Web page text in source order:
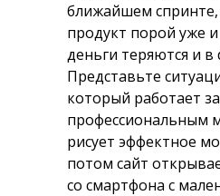
ближайшем спринте,
продукт порой уже
деньги теряются и в
Представьте
который работает
профессиональным
рисует эффектное
потом сайт
со смартфона с